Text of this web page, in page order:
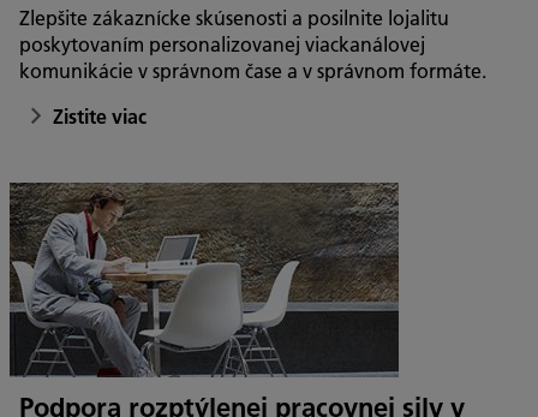
Zlepšite zákaznícke skúsenosti a posilnite lojalitu
poskytovaním personalizovanej viackanálovej
komunikácie v správnom čase a v správnom formáte.
Zistite viac
Podpora rozptýlenej pracovnej sily v